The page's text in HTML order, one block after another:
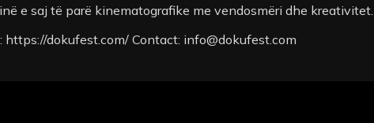
e saj të parë kinematografike me vendosmëri dhe
dokufest.com/ Contact: info@dokufest.com